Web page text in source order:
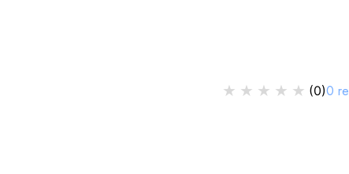
★ ★ ★ ★ ★ (0)0